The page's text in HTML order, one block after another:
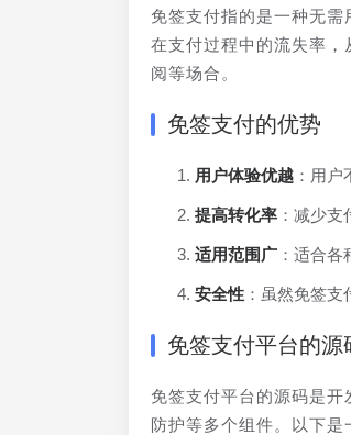
免签支付指的是一种无
在支付过程中的流失率
阅等场合。
免签支付的优势
用户体验优越 ：用
提高转化率 ：减少
适用范围广 ：适合
安全性 ：虽然免签
免签支付平台的源
免签支付平台的源码是
防护等多个组件。以下是